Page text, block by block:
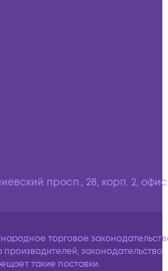
просп., 28, корп. 2,
торговое
законодательство
такие поставки.